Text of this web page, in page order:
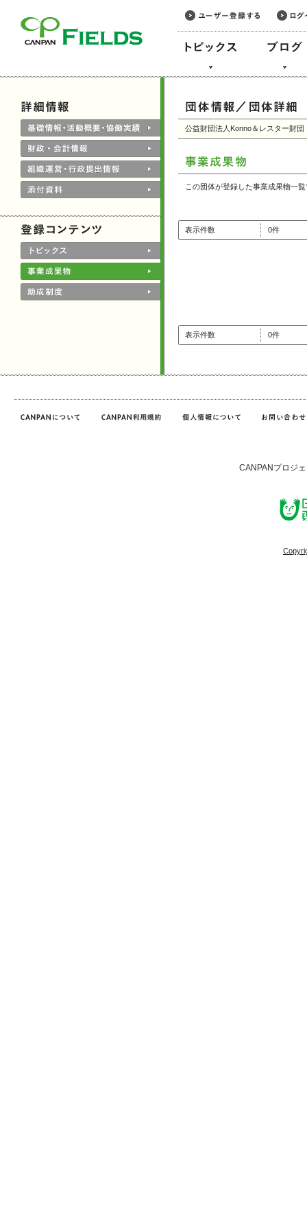
公益財団法人Konno＆レスター財団
この団体が登録した事業成果物一
表示件数 0件
表示件数 0件
CANPANプロジ